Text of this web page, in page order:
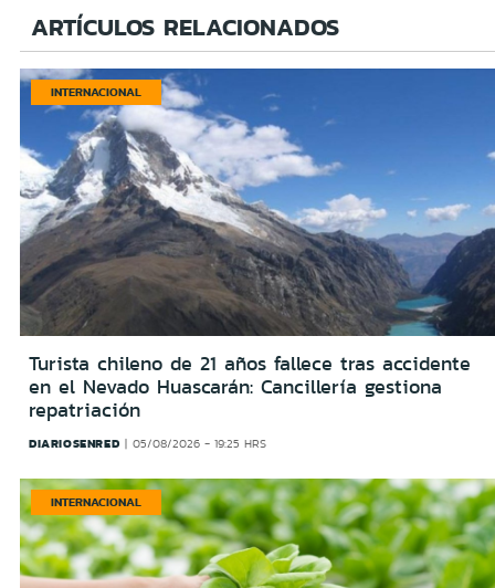
ARTÍCULOS RELACIONADOS
INTERNACIONAL
Turista chileno de 21 años fallece tras accidente
en el Nevado Huascarán: Cancillería gestiona
repatriación
DIARIOSENRED 05/08/2026 - 19:25 HRS
INTERNACIONAL